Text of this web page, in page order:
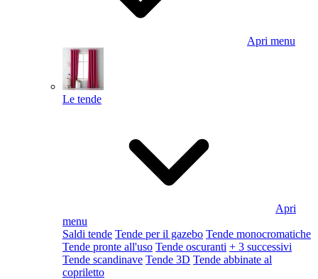
Apri menu
Le tende
Apri
menu
Saldi tende Tende per il gazebo Tende monocromatiche
Tende pronte all'uso Tende oscuranti + 3 successivi
Tende scandinave Tende 3D Tende abbinate al
copriletto